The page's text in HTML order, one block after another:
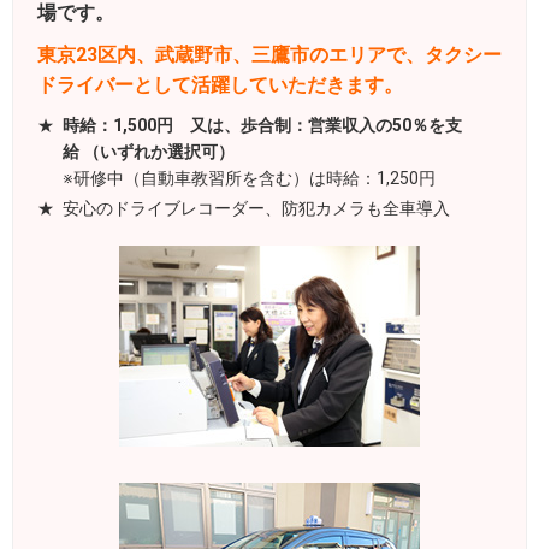
場です。
東京23区内、武蔵野市、三鷹市のエリアで、タクシー
ドライバーとして活躍していただきます。
時給：1,500円 又は、歩合制：営業収入の50％を支
給 （いずれか選択可）
※研修中（自動車教習所を含む）は時給：1,250円
安心のドライブレコーダー、防犯カメラも全車導入